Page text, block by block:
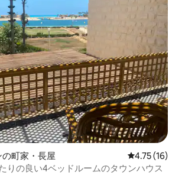
町家・長屋 レビュー16
4.75 (16)
りの良い4ベッドルームのタウンハウス